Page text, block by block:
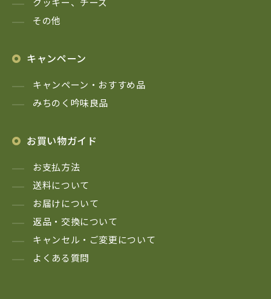
その他
キャンペーン
キャンペーン・おすすめ品
みちのく吟味良品
お買い物ガイド
お支払方法
送料について
お届けについて
返品・交換について
キャンセル・ご変更について
よくある質問